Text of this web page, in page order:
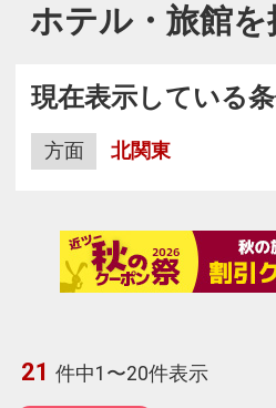
ホテル・旅館を
現在表示している
方面 北関東
21 件中1〜20件表示